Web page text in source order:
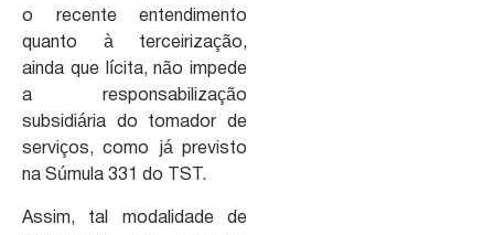
o recente entendimento
quanto à terceirização,
ainda que lícita, não impede
a responsabilização
subsidiária do tomador de
serviços, como já previsto
na Súmula 331 do TST.
Assim, tal modalidade de